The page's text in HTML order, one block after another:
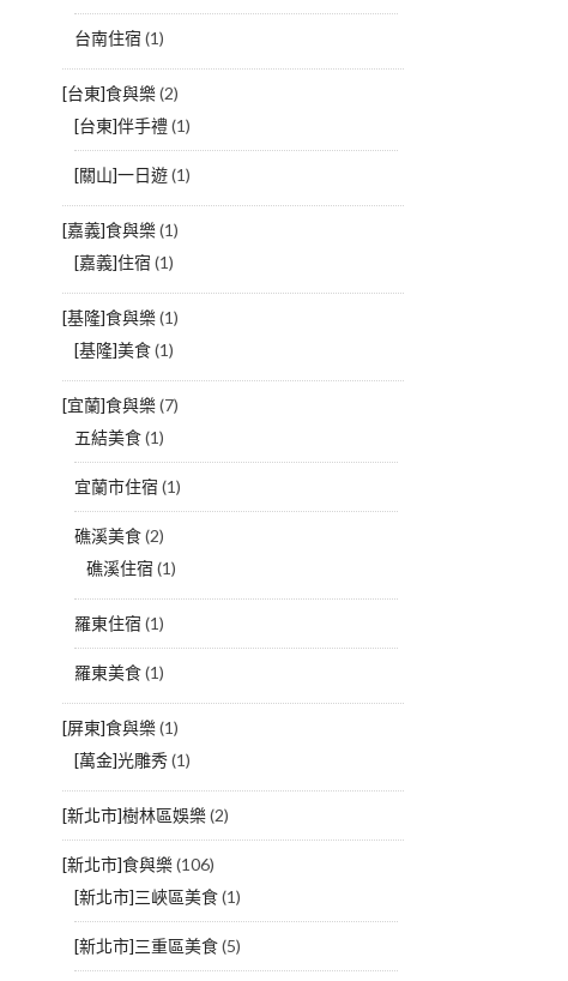
台南住宿 (1)
[台東]食與樂(2)
[台東]伴手禮(1)
[關山]一日遊(1)
[嘉義]食與樂(1)
[嘉義]住宿 (1)
[基隆]食與樂(1)
[基隆]美食(1)
[宜蘭]食與樂(7)
五結美食(1)
宜蘭市住宿 (1)
礁溪美食(2)
礁溪住宿 (1)
羅東住宿 (1)
羅東美食(1)
[屏東]食與樂(1)
[萬金]光雕秀(1)
[新北市]樹林區娛樂(2)
[新北市]食與樂(106)
[新北市]三峽區美食(1)
[新北市]三重區美食(5)